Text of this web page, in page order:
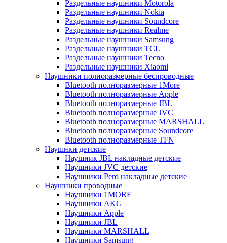
Раздельные наушники Motorola
Раздельные наушники Nokia
Раздельные наушники Soundcore
Раздельные наушники Realme
Раздельные наушники Samsung
Раздельные наушники TCL
Раздельные наушники Tecno
Раздельные наушники Xiaomi
Наушники полноразмерные беспроводные
Bluetooth полноразмерные 1More
Bluetooth полноразмерные Apple
Bluetooth полноразмерные JBL
Bluetooth полноразмерные JVC
Bluetooth полноразмерные MARSHALL
Bluetooth полноразмерные Soundcore
Bluetooth полноразмерные TFN
Наушнки детские
Наушник JBL накладные детские
Наушники JVC детские
Наушники Pero накладные детские
Наушники проводные
Наушники 1MORE
Наушники AKG
Наушники Apple
Наушники JBL
Наушники MARSHALL
Наушники Samsung